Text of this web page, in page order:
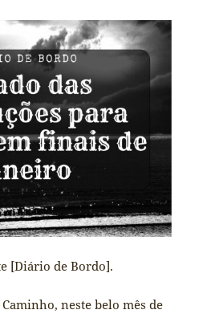
[Diário de Bordo].
neste belo mês de